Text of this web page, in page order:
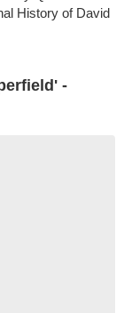
History of David
-